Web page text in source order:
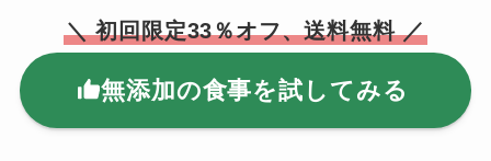
＼ 初回限定33％オフ、送料無料 ／
無添加の食事を試してみる